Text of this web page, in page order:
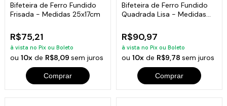
Bifeteira de Ferro Fundido
Frisada - Medidas 25x17cm
R$75,21
à vista no Pix ou Boleto
ou10x de R$8,09sem juros
Comprar
Bifeteira de Ferro Fundido
Quadrada Lisa - Medidas
R$90,97
à vista no Pix ou Boleto
ou 10xde R$9,78 sem juros
Comprar